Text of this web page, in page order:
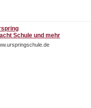
Schule und mehr